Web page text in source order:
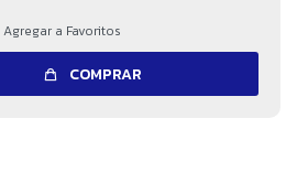
COMPRAR